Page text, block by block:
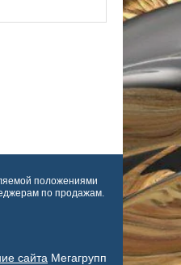
положениями
по продажам.
сайта Мегагрупп